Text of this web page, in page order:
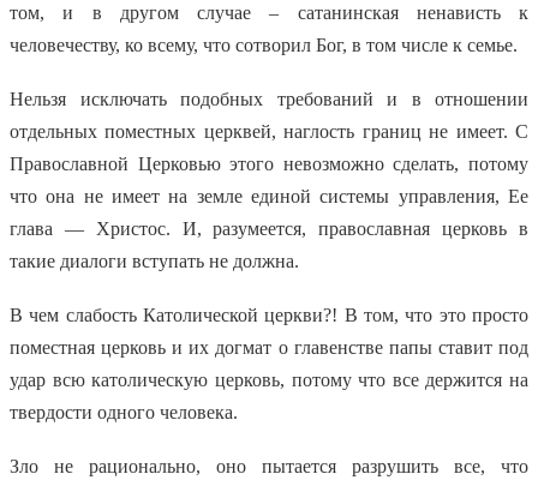
том, и в другом случае – сатанинская ненависть к
человечеству, ко всему, что сотворил Бог, в том числе к семье.
Нельзя исключать подобных требований и в отношении
отдельных поместных церквей, наглость границ не имеет. С
Православной Церковью этого невозможно сделать, потому
что она не имеет на земле единой системы управления, Ее
глава — Христос. И, разумеется, православная церковь в
такие диалоги вступать не должна.
В чем слабость Католической церкви?! В том, что это просто
поместная церковь и их догмат о главенстве папы ставит под
удар всю католическую церковь, потому что все держится на
твердости одного человека.
Зло не рационально, оно пытается разрушить все, что